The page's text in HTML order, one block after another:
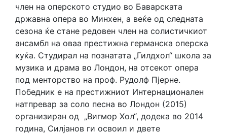
член на оперското студио во Баварската
државна опера во Минхен, а веќе од следната
сезона ќе стане редовен член на солистичкиот
ансамбл на оваа престижна германска оперска
куќа. Студирал на познатата „Гилдхол“ школа за
музика и драма во Лондон, на отсекот опера
под менторство на проф. Рудолф Пјерне.
Победник е на престижниот Интернационален
натпревар за соло песна во Лондон (2015)
организиран од „Вигмор Хол“, додека во 2014
година, Силјанов ги освоил и двете